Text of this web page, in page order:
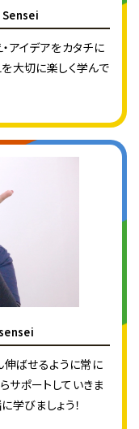
アイデアをカタチに
大切に楽しく学んで
伸ばせるように常に
サポートしていきま
学びましょう！